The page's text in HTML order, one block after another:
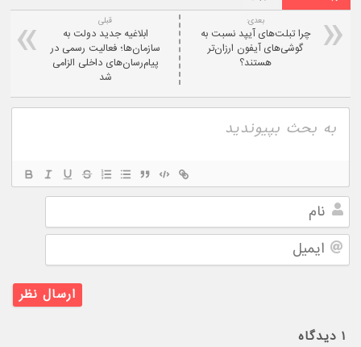
قبلی
ابلاغیه جدید دولت به
سازمان‌ها؛ فعالیت رسمی در
پیام‌رسان‌های داخلی الزامی
شد
بعدی:
چرا تبلت‌های آیپد نسبت به
گوشی‌های آیفون ارزان‌تر
هستند؟
نام
ایمیل
۱ دیدگاه